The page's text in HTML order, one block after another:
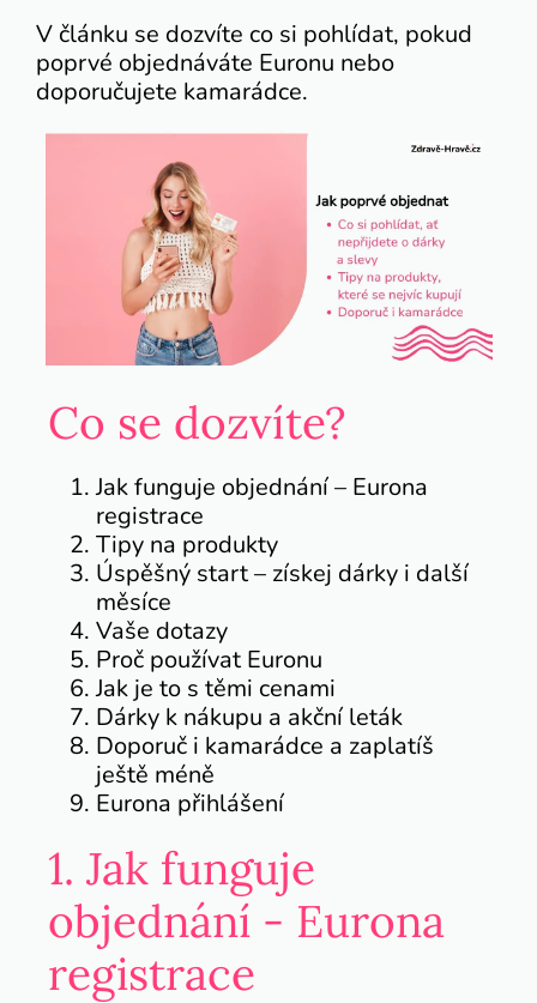
V článku se dozvíte co si pohlídat, pokud
poprvé objednáváte Euronu nebo
doporučujete kamarádce.
Co se dozvíte?
Jak funguje objednání – Eurona
registrace
Tipy na produkty
Úspěšný start – získej dárky i další
měsíce
Vaše dotazy
Proč používat Euronu
Jak je to s těmi cenami
Dárky k nákupu a akční leták
Doporuč i kamarádce a zaplatíš
ještě méně
Eurona přihlášení
1. Jak funguje
objednání - Eurona
registrace